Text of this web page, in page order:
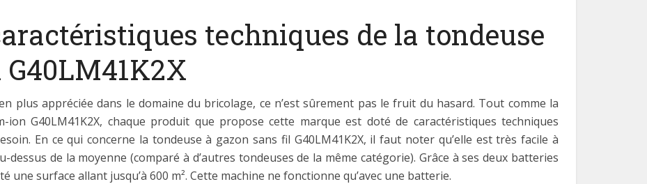
techniques de la tondeuse
plus appréciée dans le domaine du bricolage, ce n’est sûrement pas le fruit du hasard. Tout comme la
G40LM41K2X, chaque produit que propose cette marque est doté de caractéristiques techniques
En ce qui concerne la tondeuse à gazon sans fil G40LM41K2X, il faut noter qu’elle est très facile à
dessus de la moyenne (comparé à d’autres tondeuses de la même catégorie). Grâce à ses deux batteries
une surface allant jusqu’à 600 m². Cette machine ne fonctionne qu’avec une batterie.